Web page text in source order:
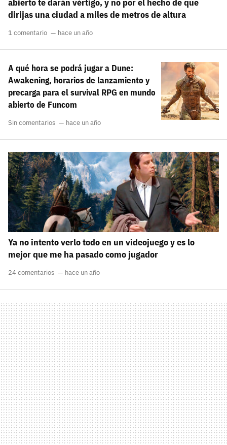
dirijas una ciudad a miles de metros de altura
1 comentario hace un año
A qué hora se podrá jugar a Dune:
Awakening, horarios de lanzamiento y
precarga para el survival RPG en mundo
abierto de Funcom
Sin comentarios hace un año
Ya no intento verlo todo en un videojuego y es lo
mejor que me ha pasado como jugador
24 comentarios hace un año